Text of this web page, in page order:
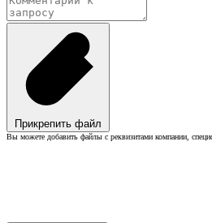
Прикрепить файл
Вы можете добавить файлы с реквизитами компании,